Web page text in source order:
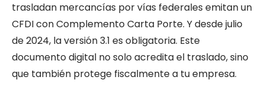
trasladan mercancías por vías federales emitan un
CFDI con Complemento Carta Porte. Y desde julio
de 2024, la versión 3.1 es obligatoria. Este
documento digital no solo acredita el traslado, sino
que también protege fiscalmente a tu empresa.